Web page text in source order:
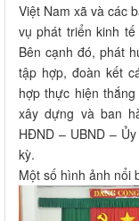
Việt Nam xã và các
vụ phát triển kinh
Bên cạnh đó, phát
tập hợp, đoàn kết
hợp thực hiện
xây dựng và ban
HĐND – UBND –
kỳ.
Một số hình ảnh nổi